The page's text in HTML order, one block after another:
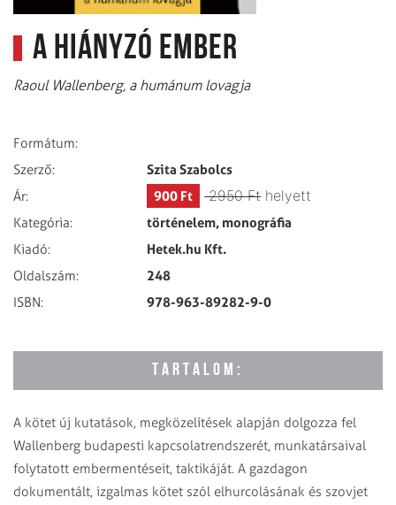
A hiányzó Ember
Raoul Wallenberg, a humánum lovagja
Formátum:
Szerző:
Szita Szabolcs
Ár: 900 Ft 2950 Fthelyett
Kategória: történelem, monográfia
Kiadó: Hetek.hu Kft.
Oldalszám: 248
ISBN: 978-963-89282-9-0
TARTALOM:
A kötet új kutatások, megközelítések alapján dolgozza fel
Wallenberg budapesti kapcsolatrendszerét, munkatársaival
folytatott embermentéseit, taktikáját. A gazdagon
dokumentált, izgalmas kötet szól elhurcolásának és szovjet